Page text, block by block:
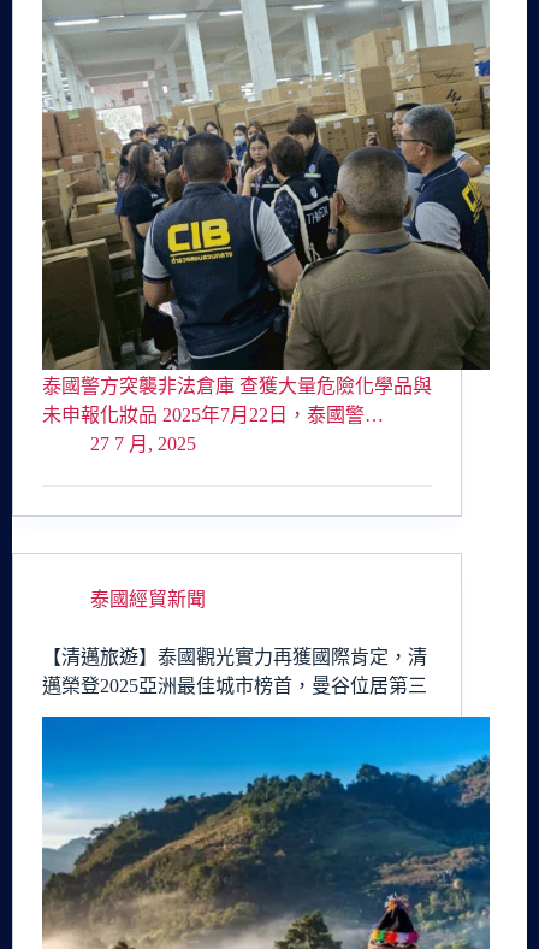
泰國警方突襲非法倉庫 查獲大量危險化學品與
未申報化妝品 2025年7月22日，泰國警…
27 7 月, 2025
泰國經貿新聞
【清邁旅遊】泰國觀光實力再獲國際肯定，清
邁榮登2025亞洲最佳城市榜首，曼谷位居第三